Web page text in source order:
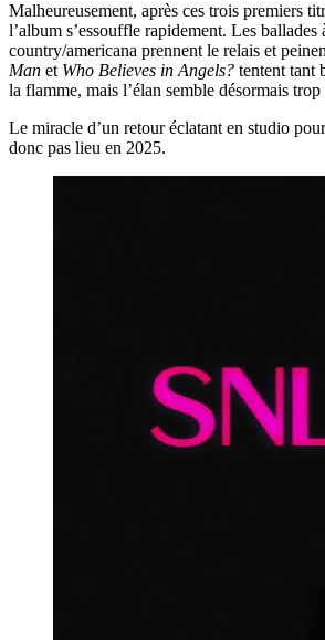
Malheureusement, après ces trois premiers
l’album s’essouffle rapidement. Les
country/americana prennent le relais et
Man et Who Believes in Angels? tentent tant
la flamme, mais l’élan semble désormais
Le miracle d’un retour éclatant en studio
donc pas lieu en 2025.